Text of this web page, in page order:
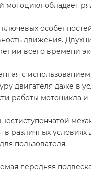
мотоцикл обладает
движения.
всего времени
с
двигателя даже в
работы мотоцикла
в различных
пользователя.
передняя